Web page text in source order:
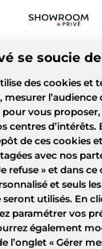
se soucie
des cookies et
mesurer l’audience
vous
centres d’intérêts.
de ces cookies
avec nos
refuse » et dans ce
et seuls
utilisés. En
paramétrer vos
également
« Gérer